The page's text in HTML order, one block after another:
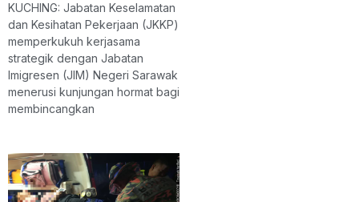
KUCHING: Jabatan Keselamatan
dan Kesihatan Pekerjaan (JKKP)
memperkukuh kerjasama
strategik dengan Jabatan
Imigresen (JIM) Negeri Sarawak
menerusi kunjungan hormat bagi
membincangkan